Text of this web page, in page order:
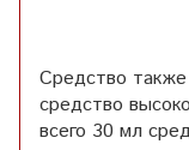
Средство
средство
всего 30 мл